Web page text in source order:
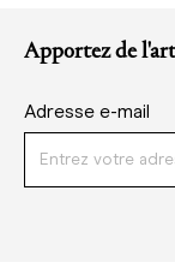
Apportez de
Adresse e-mail